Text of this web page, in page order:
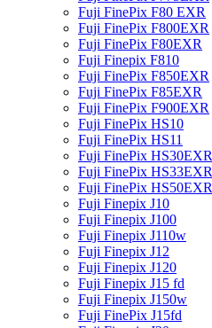
Fuji FinePix F80 EXR
Fuji FinePix F800EXR
Fuji FinePix F80EXR
Fuji Finepix F810
Fuji FinePix F850EXR
Fuji FinePix F85EXR
Fuji FinePix F900EXR
Fuji FinePix HS10
Fuji FinePix HS11
Fuji FinePix HS30EXR
Fuji FinePix HS33EXR
Fuji FinePix HS50EXR
Fuji Finepix J10
Fuji Finepix J100
Fuji Finepix J110w
Fuji Finepix J12
Fuji Finepix J120
Fuji Finepix J15 fd
Fuji Finepix J150w
Fuji FinePix J15fd